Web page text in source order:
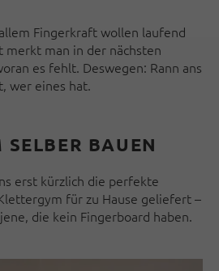
Fingerkraft wollen laufend
man in der nächsten
es fehlt. Deswegen: Rann ans
wer eines hat.
SELBER BAUEN
erst kürzlich die perfekte
für zu Hause geliefert –
die kein Fingerboard haben.